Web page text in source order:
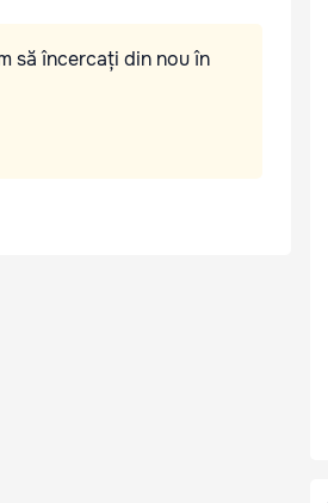
să încercați din nou în